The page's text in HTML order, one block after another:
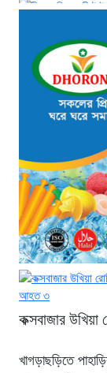
কক্সবাজার উখিয়া
খাগড়াছড়িতে